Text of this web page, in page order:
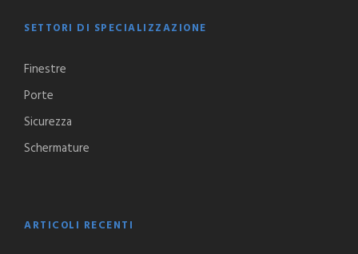
SETTORI DI SPECIALIZZAZIONE
Finestre
Porte
Sicurezza
Schermature
ARTICOLI RECENTI